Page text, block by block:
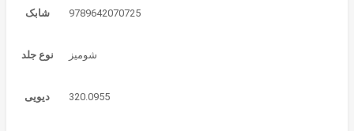
شابک 9789642070725
نوع جلد شوميز
دیویی 320.0955